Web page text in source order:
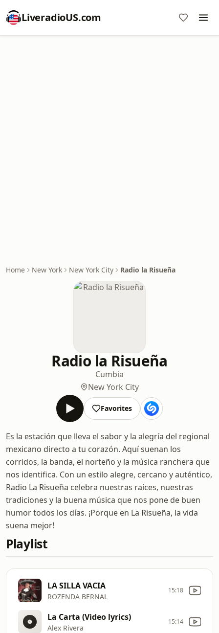
LiveradioUS.com
Home New York New York City Radio la Risueña
Radio la Risueña
Cumbia
New York City
Favorites
Es la estación que lleva el sabor y la alegría del regional
mexicano directo a tu corazón. Aquí suenan los
corridos, la banda, el norteño y la música ranchera que
nos identifica. Con un estilo alegre, cercano y auténtico,
Radio La Risueña celebra nuestras raíces, nuestras
tradiciones y la buena música que nos pone de buen
humor todos los días. ¡Porque en La Risueña, la vida
suena mejor!
Playlist
LA SILLA VACIA
ROZENDA BERNAL
15:18
La Carta (Video lyrics)
Alex Rivera
15:14